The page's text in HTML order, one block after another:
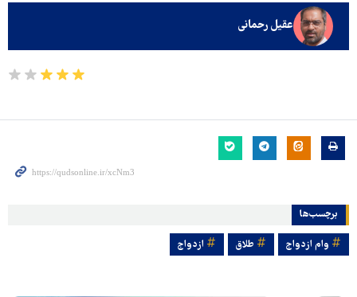
عقیل رحمانی
برچسب‌ها
وام ازدواج طلاق ازدواج